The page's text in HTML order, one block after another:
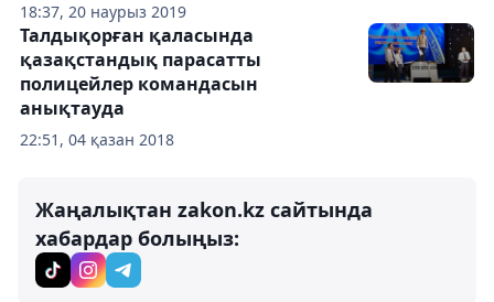
18:37, 20 наурыз 2019
22:51, 04 қазан 2018
Талдықорған қаласында
қазақстандық парасатты
полицейлер командасын
анықтауда
Жаңалықтан zakon.kz сайтында
хабардар болыңыз: